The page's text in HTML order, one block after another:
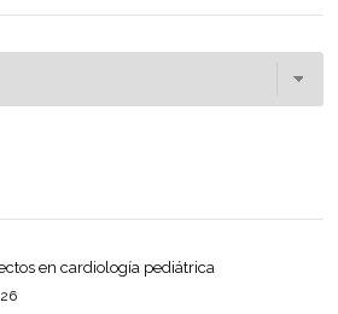
en cardiología pediátrica